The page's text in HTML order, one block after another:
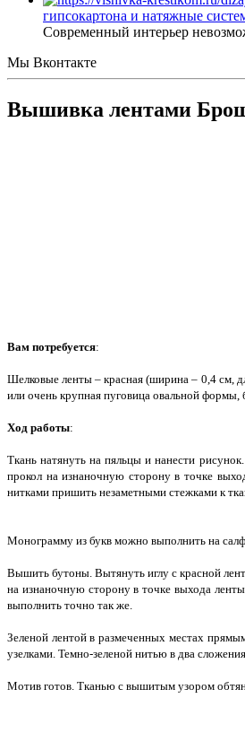
гипсокартона и натяжные
Современный интерьер
Мы Вконтакте
Вышивка лентами
Вам потребуется:
Шелковые ленты – красная (ширина – 0,4 см,
или очень крупная пуговица овальной формы,
Ход работы:
Ткань натянуть на пяльцы и нанести
прокол на изнаночную сторону в точке
нитками пришить незаметными стежками к
Монограмму из букв можно выполнить на
Вышить бутоны. Вытянуть иглу с красной
на изнаночную сторону в точке выхода
выполнить точно так же.
Зеленой лентой в размеченных местах
узелками. Темно-зеленой нитью в два
Мотив готов. Тканью с вышитым узором